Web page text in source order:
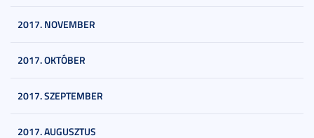
2017. NOVEMBER
2017. OKTÓBER
2017. SZEPTEMBER
2017. AUGUSZTUS